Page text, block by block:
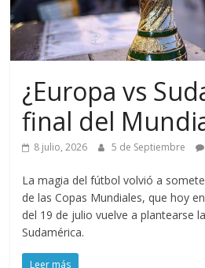
¿Europa vs
final del
8 julio, 2026 5 de Septiembre
La magia del fútbol volvió a
de las Copas Mundiales, que hoy
del 19 de julio vuelve a plantearse
Sudamérica.
Leer más